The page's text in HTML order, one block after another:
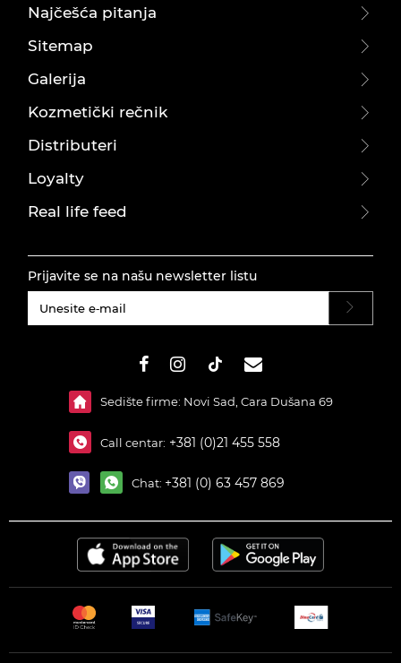
Najčešća pitanja
Sitemap
Galerija
Kozmetički rečnik
Distributeri
Loyalty
Real life feed
Prijavite se na našu newsletter listu
Sedište firme: Novi Sad, Cara Dušana 69
Call centar: +381 (0)21 455 558
Chat: +381 (0) 63 457 869